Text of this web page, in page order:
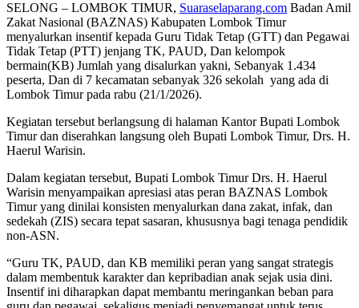
SELONG – LOMBOK TIMUR, Suaraselaparang.com Badan Amil
Zakat Nasional (BAZNAS) Kabupaten Lombok Timur
menyalurkan insentif kepada Guru Tidak Tetap (GTT) dan Pegawai
Tidak Tetap (PTT) jenjang TK, PAUD, Dan kelompok
bermain(KB) Jumlah yang disalurkan yakni, Sebanyak 1.434
peserta, Dan di 7 kecamatan sebanyak 326 sekolah yang ada di
Lombok Timur pada rabu (21/1/2026).
Kegiatan tersebut berlangsung di halaman Kantor Bupati Lombok
Timur dan diserahkan langsung oleh Bupati Lombok Timur, Drs. H.
Haerul Warisin.
Dalam kegiatan tersebut, Bupati Lombok Timur Drs. H. Haerul
Warisin menyampaikan apresiasi atas peran BAZNAS Lombok
Timur yang dinilai konsisten menyalurkan dana zakat, infak, dan
sedekah (ZIS) secara tepat sasaran, khususnya bagi tenaga pendidik
non-ASN.
“Guru TK, PAUD, dan KB memiliki peran yang sangat strategis
dalam membentuk karakter dan kepribadian anak sejak usia dini.
Insentif ini diharapkan dapat membantu meringankan beban para